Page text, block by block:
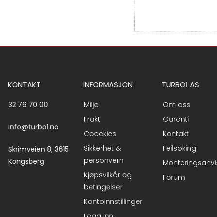
KONTAKT
32 76 70 00
info@turbo1.no
Skrimveien 8, 3615
Kongsberg
INFORMASJON
Miljø
Frakt
Coockies
Sikkerhet &
personvern
Kjøpsvilkår og
betingelser
Kontoinnstillinger
TURBO1 AS
Om oss
Garanti
Kontakt
Feilsøking
Forum